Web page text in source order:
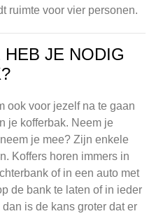
ruimte voor vier personen.
JE NODIG
ook voor jezelf na te gaan
je kofferbak. Neem je
je mee? Zijn enkele
Koffers horen immers in
of in een auto met
de bank te laten of in ieder
is de kans groter dat er